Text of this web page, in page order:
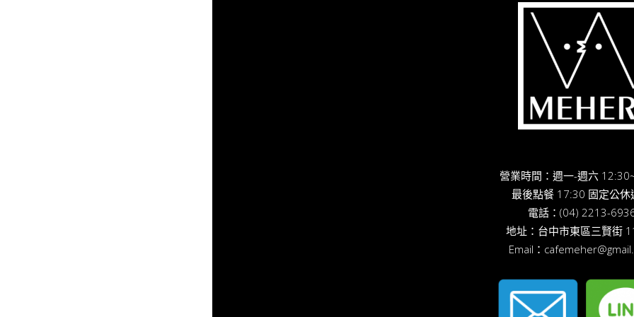
營業時間：週一-週六
最後點餐 17:30 固定公休
電話： (04) 2213-
地址： 台中市東區三賢街
Email：